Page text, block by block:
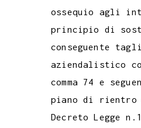
ossequio agli
principio di
conseguente
aziendalistico
comma 74 e
piano di rientro
Decreto Legge